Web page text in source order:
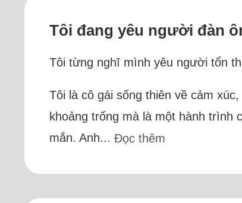
Tôi đang yêu người đàn
Tôi từng nghĩ mình yêu người tổn
Tôi là cô gái sống thiên về cảm
khoảng trống mà là một hành trình
mắn. Anh... Đọc thêm